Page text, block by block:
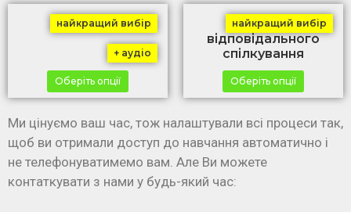
найкращий вибір
+ аудіо
Б-Бізнес
Оберіть опції
найкращий вибір
Мистецтво
відповідального
спілкування
Оберіть опції
Ми цінуємо ваш час, тож налаштували всі процеси так,
щоб ви отримали доступ до навчання автоматично і
не телефонуватимемо вам. Але Ви можете
контаткувати з нами у будь-який час: